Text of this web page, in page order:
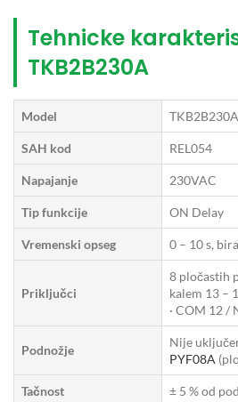
Tehnicke
TKB2B230A
Model TKB2B230A
SAH kod REL054
Napajanje 230VAC
Tip funkcije ON Delay
Vremenski opseg 0 – 10 s,
Priključci
8 pločastih
kalem 13 –
· COM 12 /
Podnožje
Nije
PYF08A
Tačnost ± 5 % od